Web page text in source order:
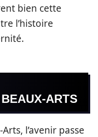
bien cette
l’histoire
ARTS
l’avenir passe